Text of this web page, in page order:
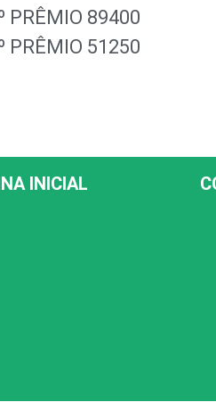
PRÊMIO 89400
PRÊMIO 51250
INICIAL